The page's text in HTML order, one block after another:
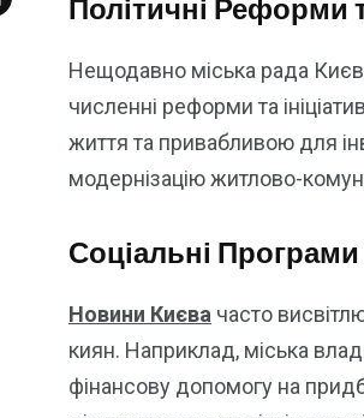
Політичні Реформи
Нещодавно міська рада
численні реформи та
життя та привабливою для
модернізацію житлово-
Соціальні
Новини Києва часто
киян. Наприклад, міська
фінансову допомогу на